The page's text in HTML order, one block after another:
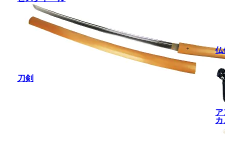
刀剣
仏
ア